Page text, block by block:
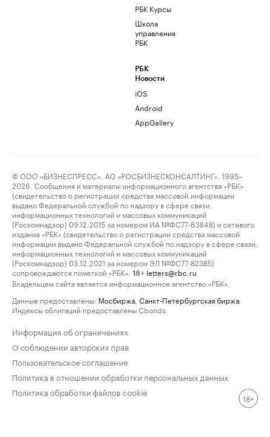
РБК Курсы
Школа
управления
РБК
РБК
Новости
iOS
Android
AppGallery
© ООО «БИЗНЕСПРЕСС», АО «РОСБИЗНЕСКОНСАЛТИНГ», 1995–
2026. Сообщения и материалы информационного агентства «РБК»
(свидетельство о регистрации средства массовой информации
выдано Федеральной службой по надзору в сфере связи,
информационных технологий и массовых коммуникаций
(Роскомнадзор) 09.12.2015 за номером ИА №ФС77-63848) и сетевого
издания «РБК» (свидетельство о регистрации средства массовой
информации выдано Федеральной службой по надзору в сфере связи,
информационных технологий и массовых коммуникаций
(Роскомнадзор) 03.12.2021 за номером ЭЛ №ФС77-82385)
сопровождаются пометкой «РБК».
18+ letters@rbc.ru
Владельцем сайта является информационное агентство «РБК».
Данные предоставлены: Мосбиржа Санкт-Петербургская биржа
Индексы облигаций предоставлены Cbonds.
Информация об ограничениях
О соблюдении авторских прав
Пользовательское соглашение
Политика в отношении обработки персональных данных
Политика обработки файлов cookie
18+